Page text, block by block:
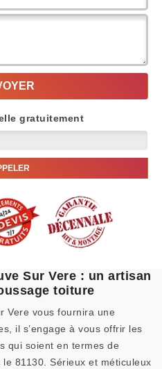
gratuitement
Sur Vere : un artisan
toiture
Vere vous fournira une
il s’engage à vous offrir les
qui soient en termes de
81130. Sérieux et méticuleux